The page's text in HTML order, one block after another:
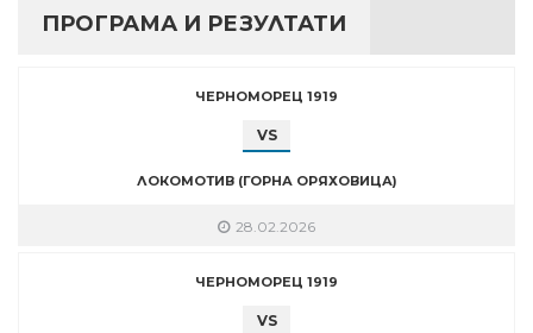
ПРОГРАМА И РЕЗУЛТАТИ
ЧЕРНОМОРЕЦ 1919
VS
ЛОКОМОТИВ (ГОРНА ОРЯХОВИЦА)
28.02.2026
ЧЕРНОМОРЕЦ 1919
VS